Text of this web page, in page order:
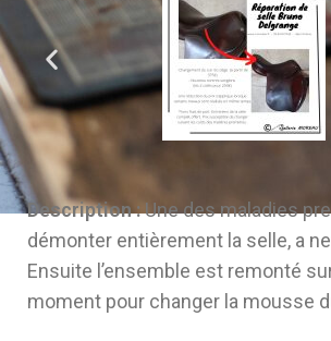
Description :Une des maladies
démonter entièrement la selle, a
Ensuite l’ensemble est remonté
moment pour changer la mousse